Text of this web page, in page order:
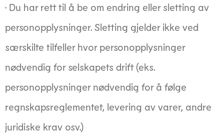
· Du har rett til å be om endring eller sletting av
personopplysninger. Sletting gjelder ikke ved
særskilte tilfeller hvor personopplysninger
nødvendig for selskapets drift (eks.
personopplysninger nødvendig for å følge
regnskapsreglementet, levering av varer, andre
juridiske krav osv.)